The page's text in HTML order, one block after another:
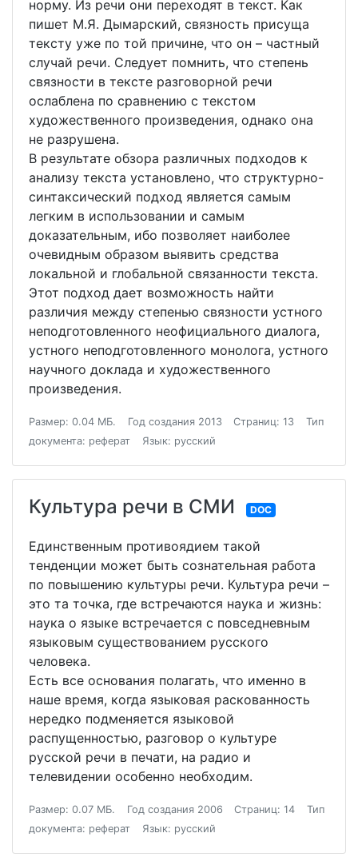
норму. Из речи они переходят в текст. Как
пишет М.Я. Дымарский, связность присуща
тексту уже по той причине, что он – частный
случай речи. Следует помнить, что степень
связности в тексте разговорной речи
ослаблена по сравнению с текстом
художественного произведения, однако она
не разрушена.
В результате обзора различных подходов к
анализу текста установлено, что структурно-
синтаксический подход является самым
легким в использовании и самым
доказательным, ибо позволяет наиболее
очевидным образом выявить средства
локальной и глобальной связанности текста.
Этот подход дает возможность найти
различия между степенью связности устного
неподготовленного неофициального диалога,
устного неподготовленного монолога, устного
научного доклада и художественного
произведения.
Размер: 0.04 МБ. Год создания 2013 Страниц: 13
Тип
документа: реферат
Язык: русский
Культура речи в СМИ DOC
Единственным противоядием такой
тенденции может быть сознательная работа
по повышению культуры речи. Культура речи –
это та точка, где встречаются наука и жизнь:
наука о языке встречается с повседневным
языковым существованием русского
человека.
Есть все основания полагать, что именно в
наше время, когда языковая раскованность
нередко подменяется языковой
распущенностью, разговор о культуре
русской речи в печати, на радио и
телевидении особенно необходим.
Размер: 0.07 МБ. Год создания 2006 Страниц: 14
Тип
документа: реферат
Язык: русский